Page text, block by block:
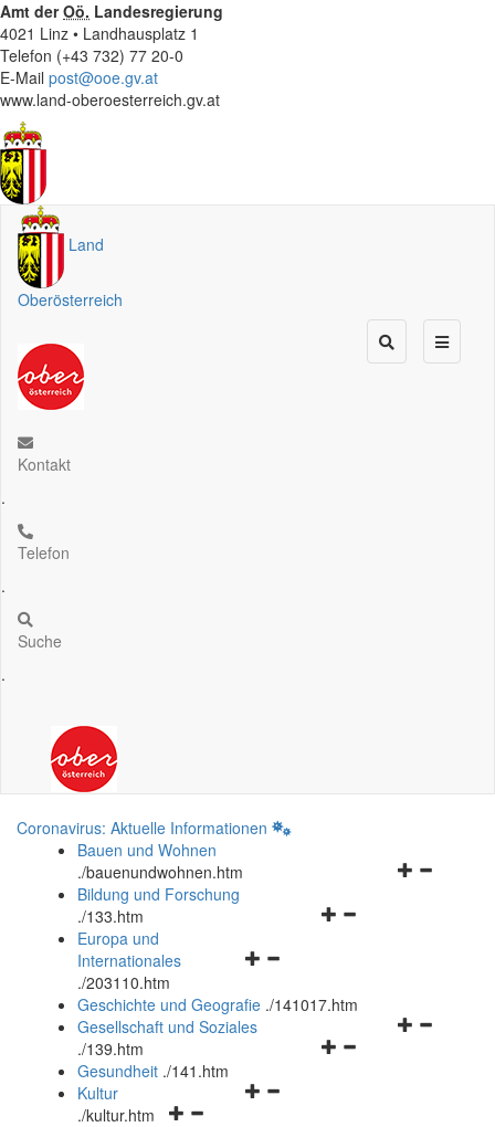
Amt derOö. Landesregierung
4021 Linz • Landhausplatz 1
Telefon (+43 732) 77 20-0
E-Mail post@ooe.gv.at
www.land-oberoesterreich.gv.at
Land
Oberösterreich
Kontakt
.
Telefon
.
Suche
.
Coronavirus: Aktuelle Informationen
Bauen und Wohnen
./bauenundwohnen.htm
Navigationsmenü
Bildung und Forschung
./133.htm
Navigationsmenü
und
schließen
Europa und
Internationales
./203110.htm
Geschichte und Geografie ./141017.htm
Navigationsmenü
Gesellschaft und Soziales
./139.htm
Navigationsmenü
Gesundheit ./141.htm
Navigationsmenü
Kultur
./kultur.htm